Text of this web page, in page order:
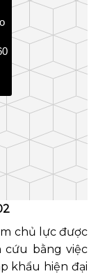
chủ lực được
cứu bằng việc
khẩu hiện đại